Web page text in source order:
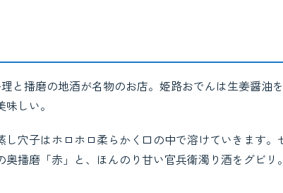
と播磨の地酒が名物のお店。姫路おでんは生姜醤油を
しい。
穴子はホロホロ柔らかく口の中で溶けていきます。
播磨「赤」と、ほんのり甘い官兵衛濁り酒をグビリ